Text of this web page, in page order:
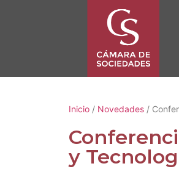
Inicio / Novedades /
y